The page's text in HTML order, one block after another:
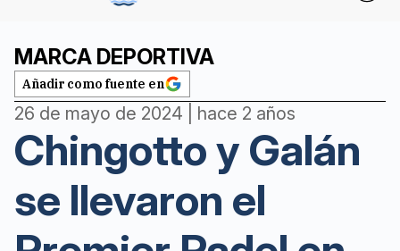
MARCA DEPORTIVA
Añadir como fuente en
26 de mayo de 2024 | hace 2 años
Chingotto y Galán
se llevaron el